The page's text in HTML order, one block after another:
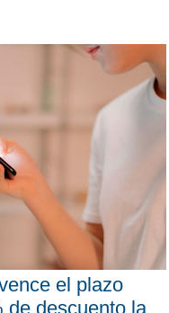
el plazo
de descuento la